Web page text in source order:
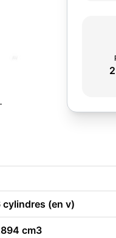
cylindres (en v)
cm3